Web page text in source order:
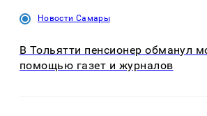
Новости Самары
В Тольятти пенсионер обманул
помощью газет и журналов